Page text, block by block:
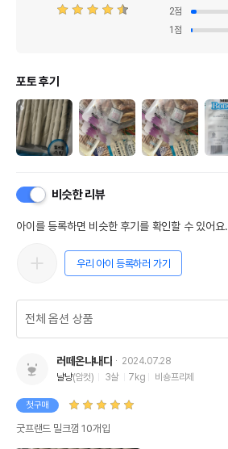
2점
1 점
포토 후기
비슷한 리뷰
아이를 등록하면 비슷한 후기를 확인할 수 있어요.
우리 아이 등록하러 가기
러떼온냐내다
2024.07.28
냘냥(암컷) 3살 7kg 비숑프리제
첫구매
굿프랜드 밀크껌 10개입